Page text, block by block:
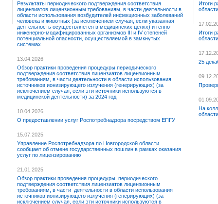
Результаты периодического подтверждения соответствия
лицензиатов лицензионным требованиям, в части деятельности в
области использования возбудителей инфекционных заболеваний
человека и животных (за исключением случая, если указанная
деятельность осуществляется в медицинских целях) и генно-
инженерно-модифицированных организмов III и IV степеней
потенциальной опасности, осуществляемой в замкнутых
системах
13.04.2026
Обзор практики проведения процедуры периодического
подтверждения соответствия лицензиатов лицензионным
требованиям, в части деятельности в области использования
источников ионизирующего излучения (генерирующих) (за
исключением случая, если эти источники используются в
медицинской деятельности) за 2024 год
10.04.2026
О предоставлении услуг Роспотребнадзора посредством ЕПГУ
15.07.2025
Управление Роспотребнадзора по Новгородской области
сообщает об отмене государственных пошлин в рамках оказания
услуг по лицензированию
21.01.2025
Обзор практики проведения процедуры периодического
подтверждения соответствия лицензиатов лицензионным
требованиям, в части деятельности в области использования
источников ионизирующего излучения (генерирующих) (за
исключением случая, если эти источники используются в
Итоги
Итоги
25
На